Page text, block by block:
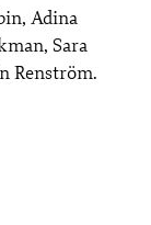
Adina
Sara
Renström.